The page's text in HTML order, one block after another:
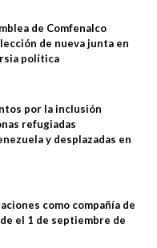
de Comfenalco
de nueva junta en
política
por la inclusión
refugiadas
y desplazadas en
como compañía de
el 1 de septiembre de